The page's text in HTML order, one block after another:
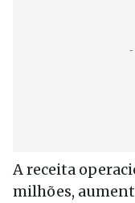
A receita
milhões,